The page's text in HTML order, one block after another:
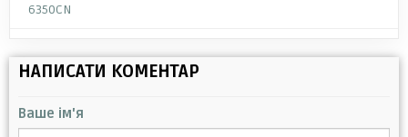
6350CN
НАПИСАТИ КОМЕНТАР
Ваше ім'я